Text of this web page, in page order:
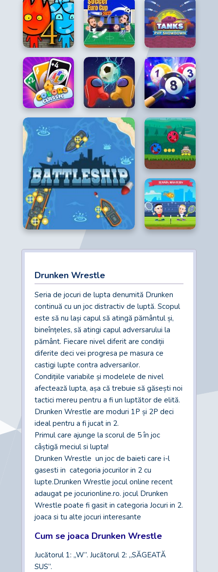
Drunken Wrestle
Seria de jocuri de lupta denumită Drunken
continuă cu un joc distractiv de luptă. Scopul
este să nu lași capul să atingă pământul și,
bineînțeles, să atingi capul adversarului la
pământ. Fiecare nivel diferit are condiții
diferite deci vei progresa pe masura ce
castigi lupte contra adversarilor.
Condițiile variabile și modelele de nivel
afectează lupta, așa că trebuie să găsești noi
tactici mereu pentru a fi un luptător de elită.
Drunken Wrestle are moduri 1P și 2P deci
ideal pentru a fi jucat in 2.
Primul care ajunge la scorul de 5 în joc
câștigă meciul si lupta!
Drunken Wrestle un joc de baieti care i-l
gasesti in categoria jocurilor in 2 cu
lupte.Drunken Wrestle jocul online recent
adaugat pe jocurionline.ro. jocul Drunken
Wrestle poate fi gasit in categoria Jocuri in 2.
joaca si tu alte jocuri interesante
Cum se joaca Drunken Wrestle
Jucătorul 1: „W”. Jucătorul 2: „SĂGEATĂ
SUS”.